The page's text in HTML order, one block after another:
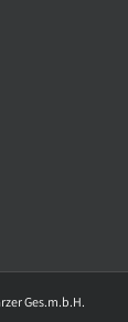
Ges.m.b.H.